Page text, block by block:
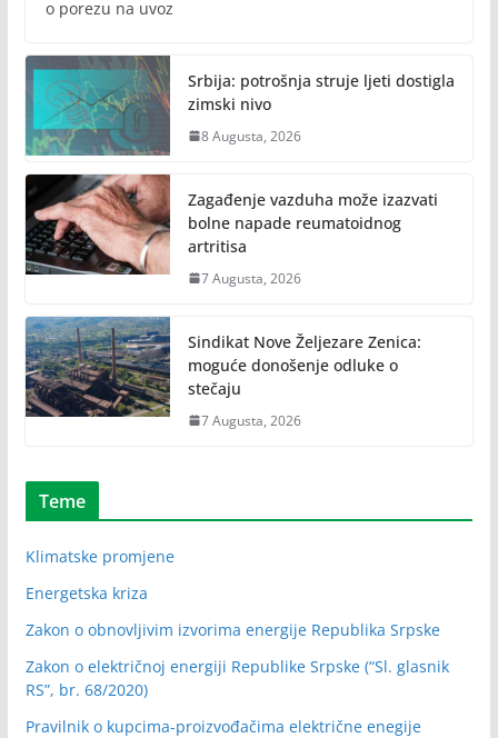
o porezu na uvoz
Srbija: potrošnja struje ljeti dostigla
zimski nivo
8 Augusta, 2026
Zagađenje vazduha može izazvati
bolne napade reumatoidnog
artritisa
7 Augusta, 2026
Sindikat Nove Željezare Zenica:
moguće donošenje odluke o
stečaju
7 Augusta, 2026
Teme
Klimatske promjene
Energetska kriza
Zakon o obnovljivim izvorima energije Republika Srpske
Zakon o električnoj energiji Republike Srpske (“Sl. glasnik
RS”, br. 68/2020)
Pravilnik o kupcima-proizvođačima električne enegije